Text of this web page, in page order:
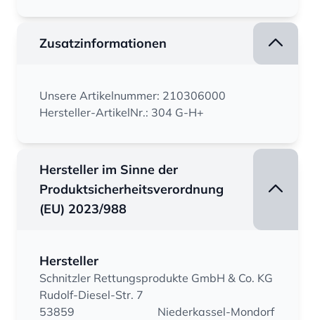
Zusatzinformationen
Unsere Artikelnummer: 210306000
Hersteller-ArtikelNr.: 304 G-H+
Hersteller im Sinne der
Produktsicherheitsverordnung
(EU) 2023/988
Hersteller
Schnitzler Rettungsprodukte GmbH & Co. KG
Rudolf-Diesel-Str. 7
53859
Niederkassel-Mondorf